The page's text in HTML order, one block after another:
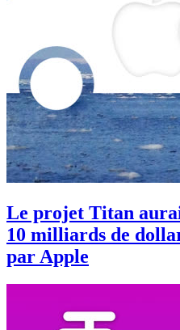
Le projet Titan
10 milliards de
par Apple